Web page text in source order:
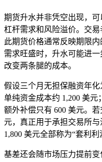
期货升水并非凭空出现，可
杠杆需求和风险溢价。交
此期货价格通常反映期限
需求旺盛时，升水可能进
改变两条腿的成本。
假设三个月无担保融资年化
单纯资金成本约 1,200 美元
额外补偿只有 600 美元。
元，真正用于承担交易所
1,800 美元全部称为“套利利
基差还会随市场压力提前